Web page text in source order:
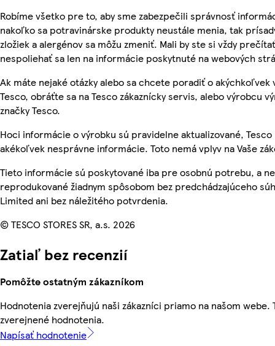
Robíme všetko pre to, aby sme zabezpečili správnosť
nakoľko sa potravinárske produkty neustále menia, tak
zložiek a alergénov sa môžu zmeniť. Mali by ste si vždy
nespoliehať sa len na informácie poskytnuté na webových
Ak máte nejaké otázky alebo sa chcete poradiť o akýchkoľvek
Tesco, obráťte sa na Tesco zákaznícky servis, alebo výrobcu
značky Tesco.
Hoci informácie o výrobku sú pravidelne aktualizované,
akékoľvek nesprávne informácie. Toto nemá vplyv na Vaše
Tieto informácie sú poskytované iba pre osobnú potrebu, a
reprodukované žiadnym spôsobom bez predchádzajúceho
Limited ani bez náležitého potvrdenia.
© TESCO STORES SR, a.s. 2026
Zatiaľ bez recenzií
Pomôžte ostatným zákazníkom
Hodnotenia zverejňujú naši zákazníci priamo na našom webe.
zverejnené hodnotenia.
Napísať hodnotenie